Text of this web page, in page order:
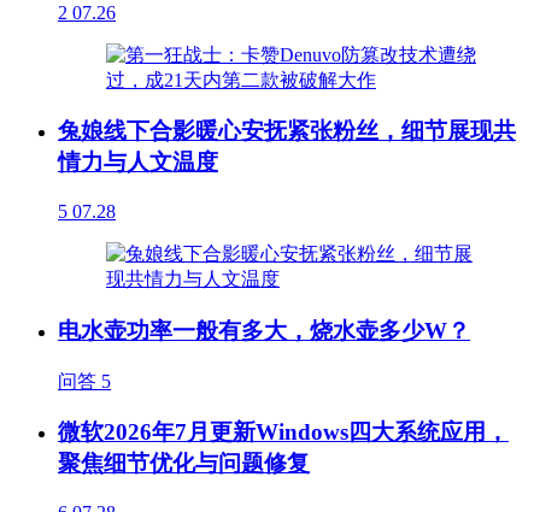
2 07.26
兔娘线下合影暖心安抚紧张粉丝，细节展现共
情力与人文温度
5 07.28
电水壶功率一般有多大，烧水壶多少W？
问答 5
微软2026年7月更新Windows四大系统应用，
聚焦细节优化与问题修复